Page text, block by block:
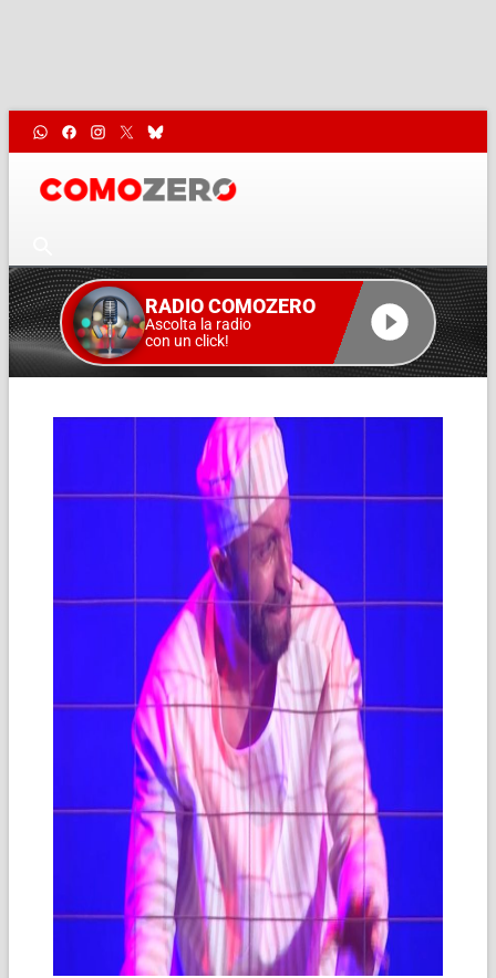
RADIO COMOZERO
Ascolta la radio
con un click!